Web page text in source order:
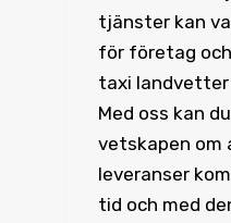
tjänster kan
för företag
taxi
Med oss kan
vetskapen om
leveranser
tid och med